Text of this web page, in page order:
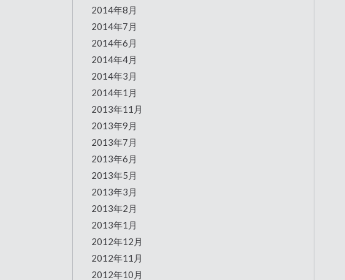
2014年8月
2014年7月
2014年6月
2014年4月
2014年3月
2014年1月
2013年11月
2013年9月
2013年7月
2013年6月
2013年5月
2013年3月
2013年2月
2013年1月
2012年12月
2012年11月
2012年10月